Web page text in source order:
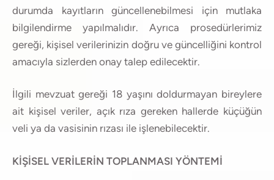
durumda kayıtların güncellenebilmesi için mutlaka
bilgilendirme yapılmalıdır. Ayrıca prosedürlerimiz
gereği, kişisel verilerinizin doğru ve güncelliğini kontrol
amacıyla sizlerden onay talep edilecektir.
İlgili mevzuat gereği 18 yaşını doldurmayan bireylere
ait kişisel veriler, açık rıza gereken hallerde küçüğün
veli ya da vasisinin rızası ile işlenebilecektir.
KİŞİSEL VERİLERİN TOPLANMASI YÖNTEMİ